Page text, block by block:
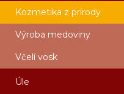
Kozmetika z prírody
Výroba medoviny
Včelí vosk
Úle